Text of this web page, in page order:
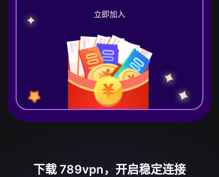
立即加入
下载 789vpn，开启稳定连接